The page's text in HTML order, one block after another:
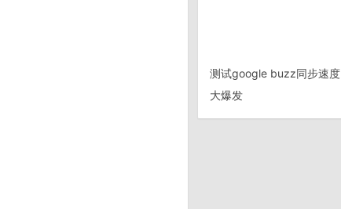
测试google buzz同步速度
大爆发